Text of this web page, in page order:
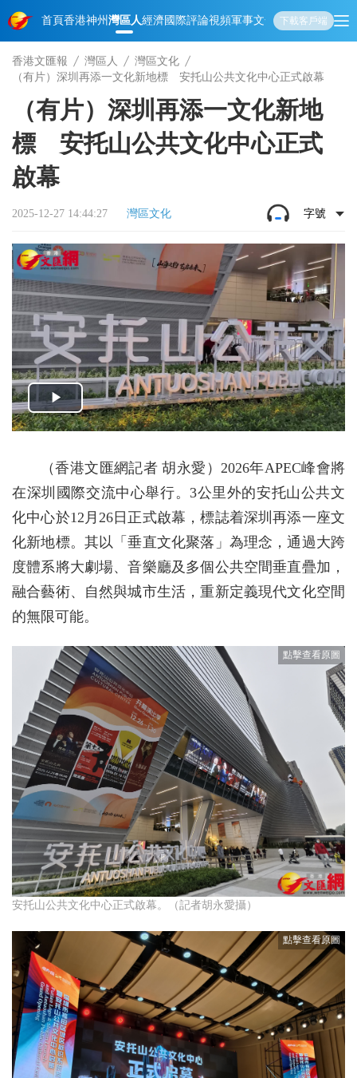
首頁香港神州 灣區人經濟國際評論視頻軍事文化 娛樂生活教育體
下載客戶端
香港文匯報 灣區人
灣區文化
（有片）深圳再添一文化新地標 安托山公共文化中心正式啟幕
（有片）深圳再添一文化新地
標 安托山公共文化中心正式
啟幕
2025-12-27 14:44:27 灣區文化 字號
（香港文匯網記者 胡永愛）2026年APEC峰會將
在深圳國際交流中心舉行。3公里外的安托山公共文
化中心於12月26日正式啟幕，標誌着深圳再添一座文
化新地標。其以「垂直文化聚落」為理念，通過大跨
度體系將大劇場、音樂廳及多個公共空間垂直疊加，
融合藝術、自然與城市生活，重新定義現代文化空間
的無限可能。
安托山公共文化中心正式啟幕。（記者胡永愛攝）